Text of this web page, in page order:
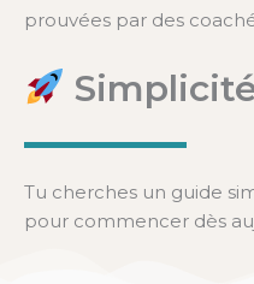
prouvées par des
Tu cherches un guide
pour commencer dès